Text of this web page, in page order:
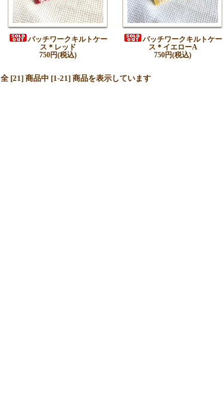
パッチワークキルトケー
ス＊レッド
750円(税込)
パッチワークキルトケー
ス＊イエローA
750円(税込)
全 [21] 商品中 [1-21] 商品を表示しています